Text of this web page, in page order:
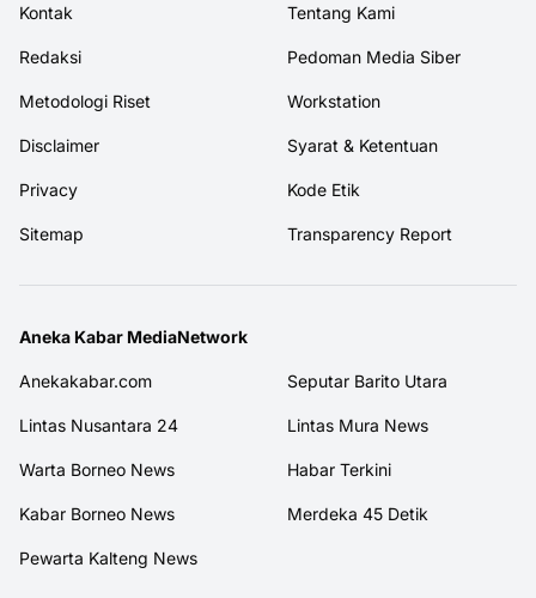
Kontak Tentang Kami
Redaksi Pedoman Media Siber
Metodologi Riset Workstation
Disclaimer Syarat & Ketentuan
Privacy Kode Etik
Sitemap Transparency Report
Aneka Kabar MediaNetwork
Anekakabar.com Seputar Barito Utara
Lintas Nusantara 24 Lintas Mura News
Warta Borneo News Habar Terkini
Kabar Borneo News Merdeka 45 Detik
Pewarta Kalteng News